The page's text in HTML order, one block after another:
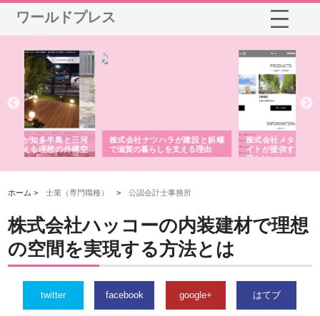
ワールドプレス
株式会社ナツハラが建設と鋲螺
で滋賀の暮らしを支える理由
株式会社メタルエースの企業サ
イトが提供する充実した情報内
容とは
ホーム >士業（専門職種） >公認会計士事務所
株式会社ハッコーの内装建材で理想
の空間を実現する方法とは
twitter facebook google+ はてブ